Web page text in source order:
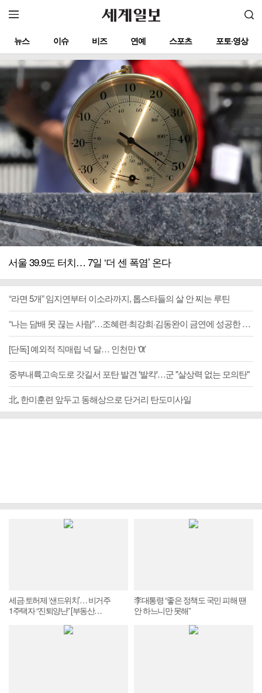
뉴스 이슈 비즈 연예 스포츠 포토·영상
서울 39.9도 터치… 7일 ‘더 센 폭염’ 온다
“라면 5개” 임지연부터 이소라까지, 톱스타들의 살 안 찌는 루틴
“나는 담배 못 끊는 사람”…조혜련·최강희·김동완이 금연에 성공한 이유
[단독] 예외적 직매립 넉 달… 인천만 ‘0t’
중부내륙고속도로 갓길서 포탄 발견 '발칵'…군 "살상력 없는 모의탄"
北, 한미훈련 앞두고 동해상으로 단거리 탄도미사일
세금·토허제 ‘샌드위치’… 비거주
1주택자 “진퇴양난” [부동산
李대통령 “좋은 정책도 국민 피해 땐
안 하느니만 못해”